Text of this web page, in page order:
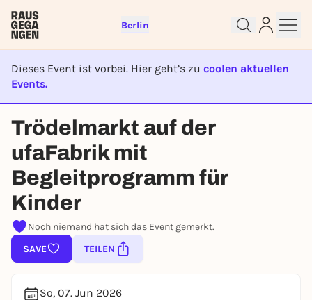
Berlin
Dieses Event ist vorbei. Hier geht’s zu coolen aktuellen
Events.
EVENT IST BEENDET
Trödelmarkt auf der
ufaFabrik mit
Begleitprogramm für
Kinder
Noch niemand hat sich das Event gemerkt.
SAVE
TEILEN
So, 07. Jun 2026
Sign up for free and get started
right away
To like events, follow pages, or participate in
lotteries, you need a free Rausgegangen account.